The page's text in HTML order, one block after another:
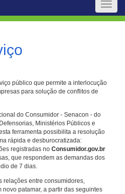
Toggle
público que permite a interlocução
para solução de conflitos de
do Consumidor - Senacon - do
Ministérios Públicos e
ferramenta possibilita a resolução
rápida e desburocratizada:
registradas no Consumidor.gov.br
que respondem as demandas dos
de 7 dias.
relações entre consumidores,
patamar, a partir das seguintes